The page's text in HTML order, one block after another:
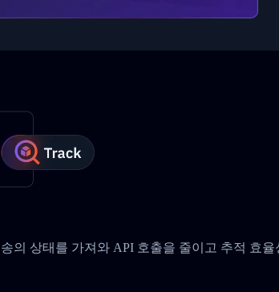
의 상태를 가져와 API 호출을 줄이고 추적 효율